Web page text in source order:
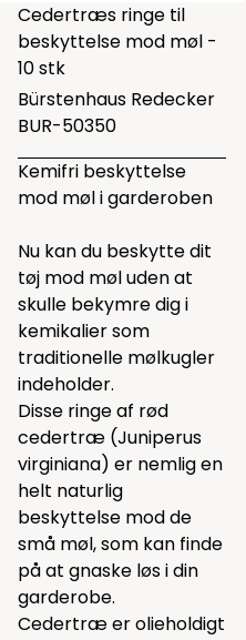
Cedertræs ringe til
beskyttelse mod møl -
10 stk
Bürstenhaus Redecker
BUR-50350
Kemifri beskyttelse
mod møl i garderoben
Nu kan du beskytte dit
tøj mod møl uden at
skulle bekymre dig i
kemikalier som
traditionelle mølkugler
indeholder.
Disse ringe af rød
cedertræ (Juniperus
virginiana) er nemlig en
helt naturlig
beskyttelse mod de
små møl, som kan finde
på at gnaske løs i din
garderobe.
Cedertræ er olieholdigt